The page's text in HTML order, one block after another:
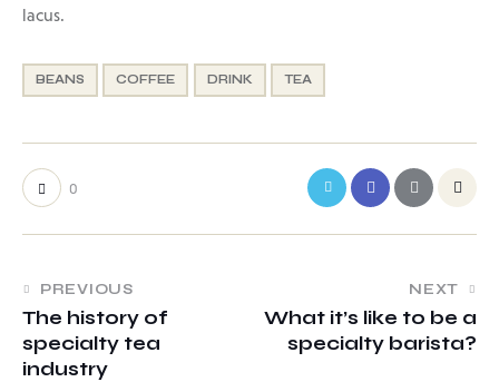
lacus.
BEANS COFFEE DRINK TEA
0
Post
navigation
PREVIOUS
The history of
specialty tea
industry
NEXT
What it’s like to be a
specialty barista?